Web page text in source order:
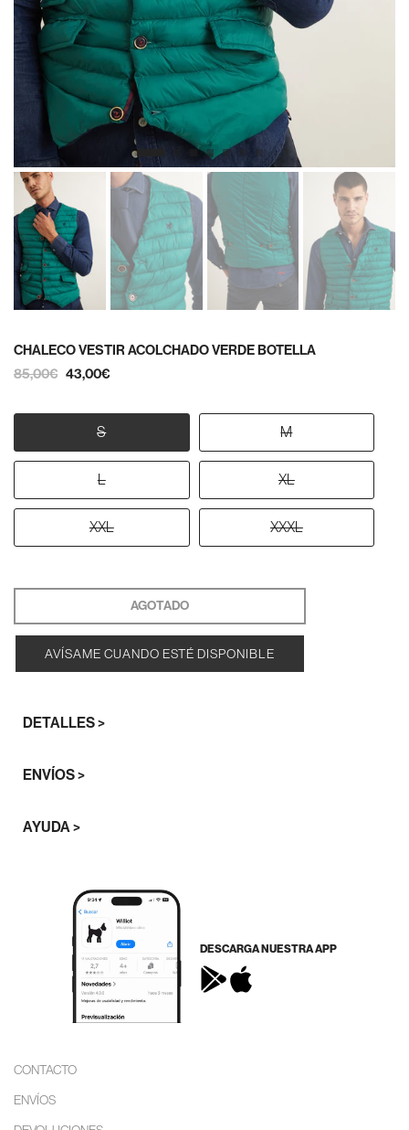
CHALECO VESTIR ACOLCHADO VERDE BOTELLA
85,00€ 43,00€
S M
L XL
XXL XXXL
AGOTADO
AVÍSAME CUANDO ESTÉ DISPONIBLE
DETALLES >
ENVÍOS >
AYUDA >
DESCARGA NUESTRA APP
CONTACTO
ENVÍOS